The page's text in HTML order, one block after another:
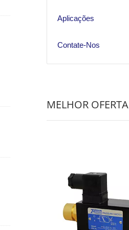
Aplicações
Contate-Nos
MELHOR OFERTA